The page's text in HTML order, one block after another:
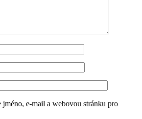
e-mail a webovou stránku pro